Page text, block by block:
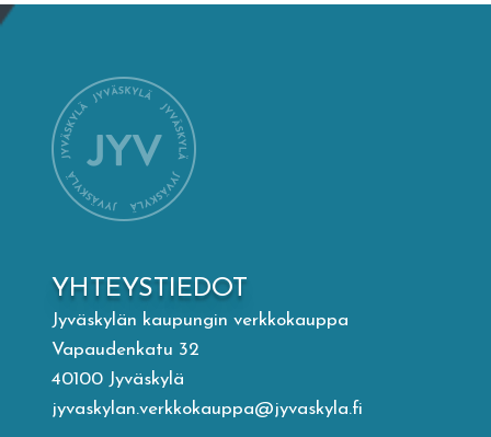
Kirjasto
Visit Jyvaskyla Region
Lasten Lysti & LystiKylä-festivaali
Ohje
YHTEYSTIEDOT
Jyväskylän kaupungin verkkokauppa
Vapaudenkatu 32
40100 Jyväskylä
jyvaskylan.verkkokauppa@jyvaskyla.fi